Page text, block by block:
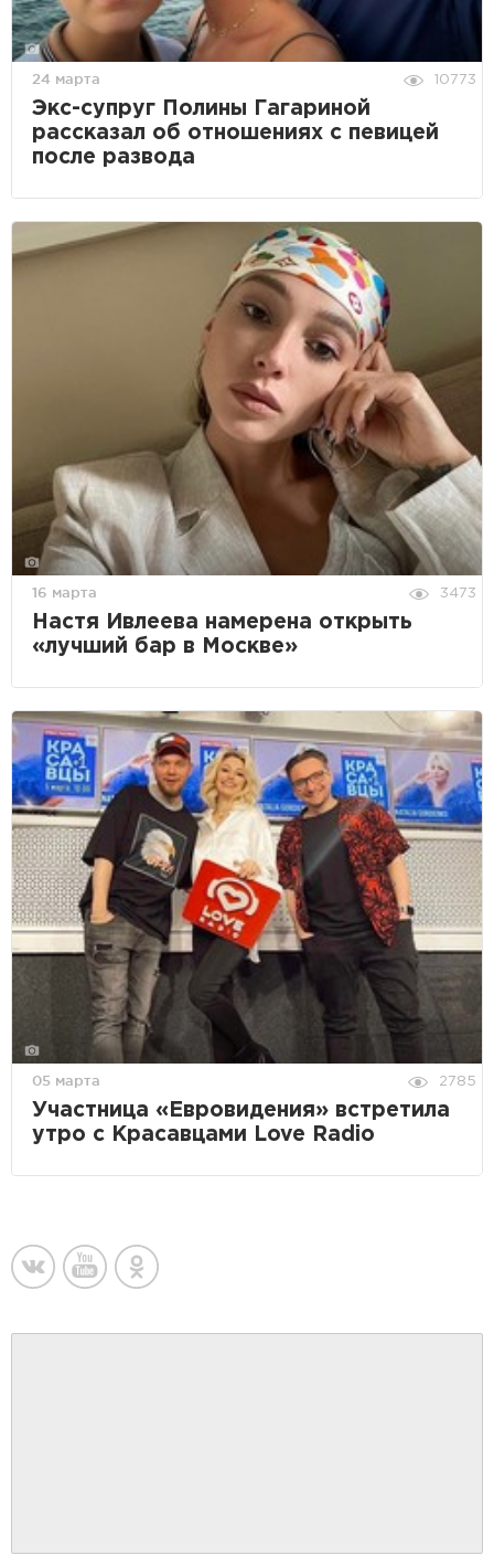
24 марта 10773
Экс-супруг Полины Гагариной
рассказал об отношениях с певицей
после развода
16 марта 3473
Настя Ивлеева намерена открыть
«лучший бар в Москве»
05 марта 2785
Участница «Евровидения» встретила
утро с Красавцами Love Radio